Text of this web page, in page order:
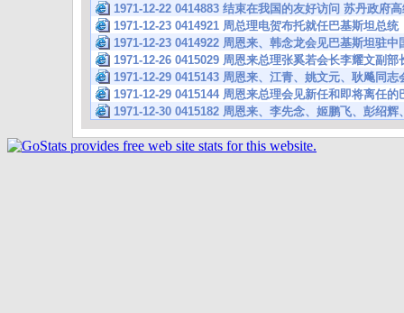
1971-12-22 0414883 结束在我国的友好访问 苏丹政府
1971-12-23 0414921 周总理电贺布托就任巴基斯坦总统
1971-12-23 0414922 周恩来、韩念龙会见巴基斯坦驻
1971-12-26 0415029 周恩来总理张奚若会长李耀文副
1971-12-29 0415143 周恩来、江青、姚文元、耿飚同
1971-12-29 0415144 周恩来总理会见新任和即将离任
1971-12-30 0415182 周恩来、李先念、姬鹏飞、彭绍